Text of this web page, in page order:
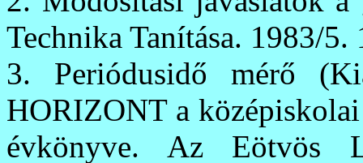
Technika Tanítása. 1983/5.
3. Periódusidő mérő
HORIZONT a
évkönyve. Az Eötvös